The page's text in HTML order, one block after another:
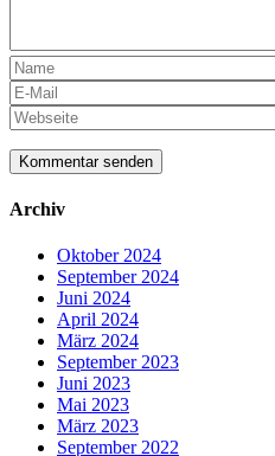
Archiv
Oktober 2024
September 2024
Juni 2024
April 2024
März 2024
September 2023
Juni 2023
Mai 2023
März 2023
September 2022